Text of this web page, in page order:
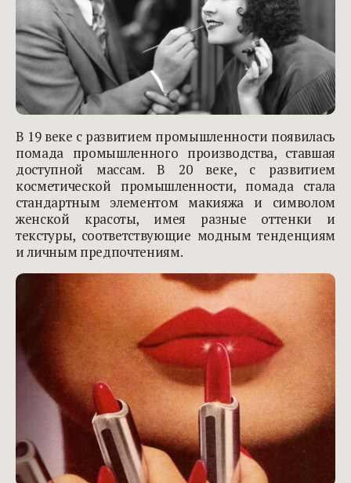
В 19 веке с развитием промышленности появилась
помада промышленного производства, ставшая
доступной массам. В 20 веке, с развитием
косметической промышленности, помада стала
стандартным элементом макияжа и символом
женской красоты, имея разные оттенки и
текстуры, соответствующие модным тенденциям
и личным предпочтениям.